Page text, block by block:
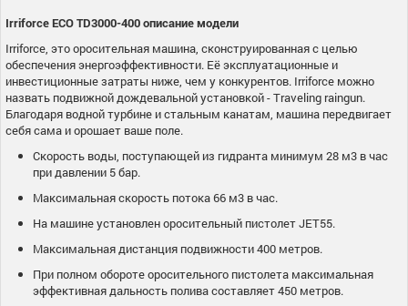
Irriforce ECO TD3000-400 описание модели
Irriforce, это оросительная машина, сконструированная с целью
обеспечения энергоэффективности. Её эксплуатационные и
инвестиционные затраты ниже, чем у конкурентов. Irriforce можно
назвать подвижной дождевальной установкой - Traveling raingun.
Благодаря водной турбине и стальным канатам, машина передвигает
себя сама и орошает ваше поле.
Скорость воды, поступающей из гидранта минимум 28 м3 в час
при давлении 5 бар.
Максимальная скорость потока 66 м3 в час.
На машине установлен оросительный пистолет JET55.
Максимальная дистанция подвижности 400 метров.
При полном обороте оросительного пистолета максимальная
эффективная дальность полива составляет 450 метров.